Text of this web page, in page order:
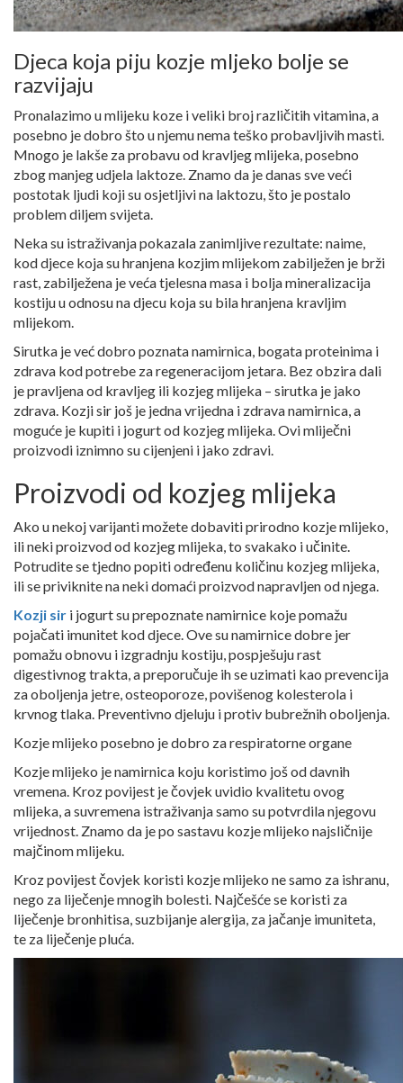
Djeca koja piju kozje mljeko bolje se
razvijaju
Pronalazimo u mlijeku koze i veliki broj različitih vitamina, a
posebno je dobro što u njemu nema teško probavljivih masti.
Mnogo je lakše za probavu od kravljeg mlijeka, posebno
zbog manjeg udjela laktoze. Znamo da je danas sve veći
postotak ljudi koji su osjetljivi na laktozu, što je postalo
problem diljem svijeta.
Neka su istraživanja pokazala zanimljive rezultate: naime,
kod djece koja su hranjena kozjim mlijekom zabilježen je brži
rast, zabilježena je veća tjelesna masa i bolja mineralizacija
kostiju u odnosu na djecu koja su bila hranjena kravljim
mlijekom.
Sirutka je već dobro poznata namirnica, bogata proteinima i
zdrava kod potrebe za regeneracijom jetara. Bez obzira dali
je pravljena od kravljeg ili kozjeg mlijeka – sirutka je jako
zdrava. Kozji sir još je jedna vrijedna i zdrava namirnica, a
moguće je kupiti i jogurt od kozjeg mlijeka. Ovi mliječni
proizvodi iznimno su cijenjeni i jako zdravi.
Proizvodi od kozjeg mlijeka
Ako u nekoj varijanti možete dobaviti prirodno kozje mlijeko,
ili neki proizvod od kozjeg mlijeka, to svakako i učinite.
Potrudite se tjedno popiti određenu količinu kozjeg mlijeka,
ili se priviknite na neki domaći proizvod napravljen od njega.
Kozji sir i jogurt su prepoznate namirnice koje pomažu
pojačati imunitet kod djece. Ove su namirnice dobre jer
pomažu obnovu i izgradnju kostiju, pospješuju rast
digestivnog trakta, a preporučuje ih se uzimati kao prevencija
za oboljenja jetre, osteoporoze, povišenog kolesterola i
krvnog tlaka. Preventivno djeluju i protiv bubrežnih oboljenja.
Kozje mlijeko posebno je dobro za respiratorne organe
Kozje mlijeko je namirnica koju koristimo još od davnih
vremena. Kroz povijest je čovjek uvidio kvalitetu ovog
mlijeka, a suvremena istraživanja samo su potvrdila njegovu
vrijednost. Znamo da je po sastavu kozje mlijeko najsličnije
majčinom mlijeku.
Kroz povijest čovjek koristi kozje mlijeko ne samo za ishranu,
nego za liječenje mnogih bolesti. Najčešće se koristi za
liječenje bronhitisa, suzbijanje alergija, za jačanje imuniteta,
te za liječenje pluća.